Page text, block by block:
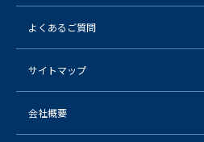
よくあるご質問
サイトマップ
会社概要